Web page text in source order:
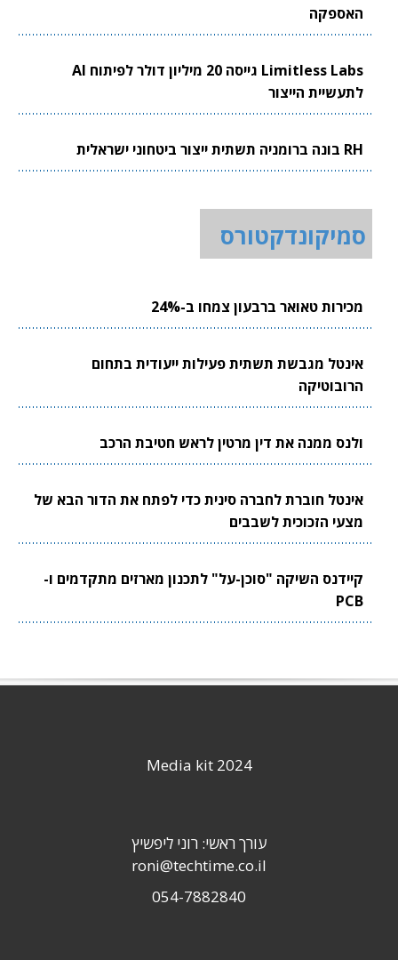
האספקה
Limitless Labs גייסה 20 מיליון דולר לפיתוח AI
לתעשיית הייצור
RH בונה ברומניה תשתית ייצור ביטחוני ישראלית
סמיקונדקטורס
מכירות טאואר ברבעון צמחו ב-24%
אינטל מגבשת תשתית פעילות ייעודית בתחום
הרובוטיקה
ולנס ממנה את דין מרטין לראש חטיבת הרכב
אינטל חוברת לחברה סינית כדי לפתח את הדור הבא של
מצעי הזכוכית לשבבים
קיידנס השיקה "סוכן-על" לתכנון מארזים מתקדמים ו-
PCB
Media kit 2024
עורך ראשי: רוני ליפשיץ
roni@techtime.co.il
054-7882840